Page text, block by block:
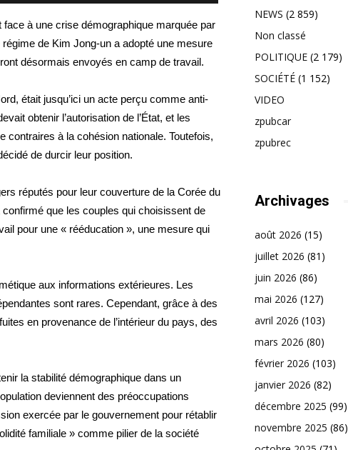
face à une crise démographique marquée par
de Kim Jong-un a adopté une mesure
désormais envoyés en camp de travail.
était jusqu’ici un acte perçu comme anti-
obtenir l’autorisation de l’État, et les
à la cohésion nationale. Toutefois,
de durcir leur position.
réputés pour leur couverture de la Corée du
que les couples qui choisissent de
pour une « rééducation », une mesure qui
aux informations extérieures. Les
sont rares. Cependant, grâce à des
en provenance de l’intérieur du pays, des
la stabilité démographique dans un
deviennent des préoccupations
exercée par le gouvernement pour rétablir
familiale » comme pilier de la société
NEWS (2 859)
Non classé
POLITIQUE (2 179)
SOCIÉTÉ (1 152)
VIDEO
zpubcar
zpubrec
Archivages
août 2026 (15)
juillet 2026 (81)
juin 2026 (86)
mai 2026 (127)
avril 2026 (103)
mars 2026 (80)
février 2026 (103)
janvier 2026 (82)
décembre 2025 (99)
novembre 2025 (86)